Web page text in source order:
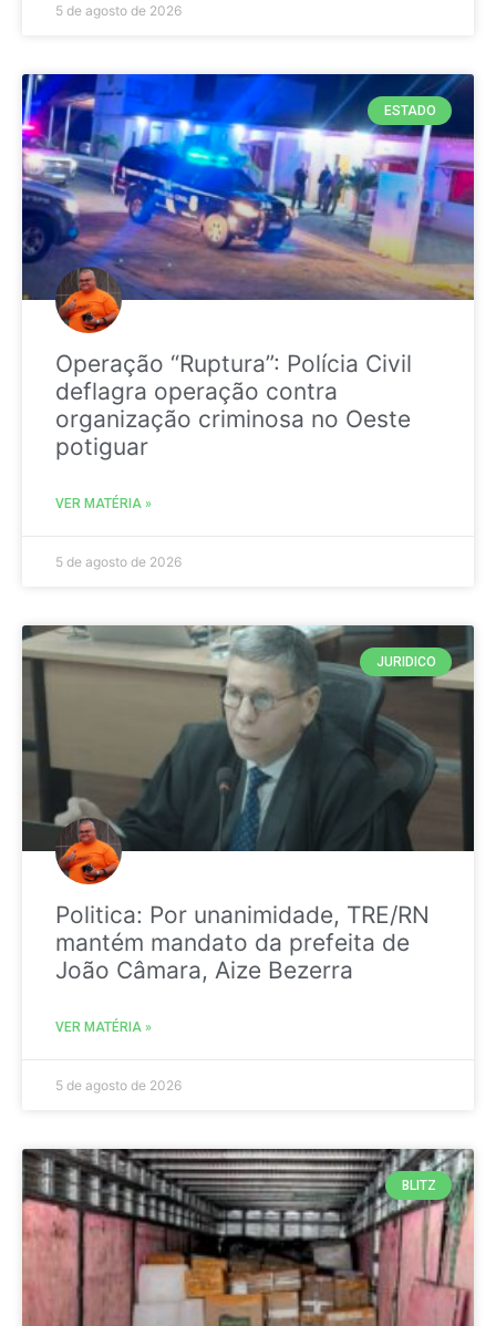
5 de agosto de 2026
ESTADO
Operação “Ruptura”: Polícia Civil
deflagra operação contra
organização criminosa no Oeste
potiguar
VER MATÉRIA »
5 de agosto de 2026
JURIDICO
Politica: Por unanimidade, TRE/RN
mantém mandato da prefeita de
João Câmara, Aize Bezerra
VER MATÉRIA »
5 de agosto de 2026
BLITZ